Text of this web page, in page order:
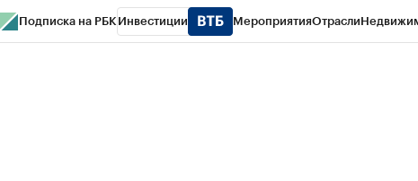
Подписка на РБК Инвестиции МероприятияОтрасли